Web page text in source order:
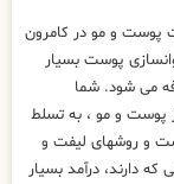
پوست و مو در کامرون
پوست بسیار
می شود. شما
پوست و مو ، به تسلط
و روشهای لیفت و
دارند، درآمد بسیار